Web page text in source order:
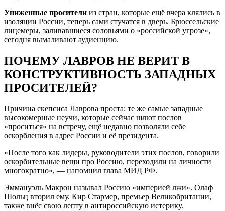
Униженные просители из стран, которые ещё вчера клялись в
изоляции России, теперь сами стучатся в дверь. Брюссельские
лицемеры, заливавшиеся соловьями о «российской угрозе»,
сегодня вымаливают аудиенцию.
ПОЧЕМУ ЛАВРОВ НЕ ВЕРИТ В
КОНСТРУКТИВНОСТЬ ЗАПАДНЫХ
ПРОСИТЕЛЕЙ?
Причина скепсиса Лаврова проста: те же самые западные
высокомерные неучи, которые сейчас шлют послов
«проситься» на встречу, ещё недавно позволяли себе
оскорбления в адрес России и её президента.
«После того как лидеры, руководители этих послов, говорили
оскорбительные вещи про Россию, переходили на личности
многократно», — напомнил глава МИД РФ.
Эммануэль Макрон называл Россию «империей лжи». Олаф
Шольц вторил ему. Кир Стармер, премьер Великобритании,
также внёс свою лепту в антироссийскую истерику.